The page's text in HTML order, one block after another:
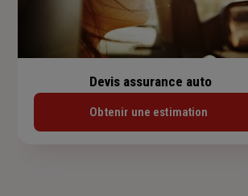
Devis assurance auto
Obtenir une estimation